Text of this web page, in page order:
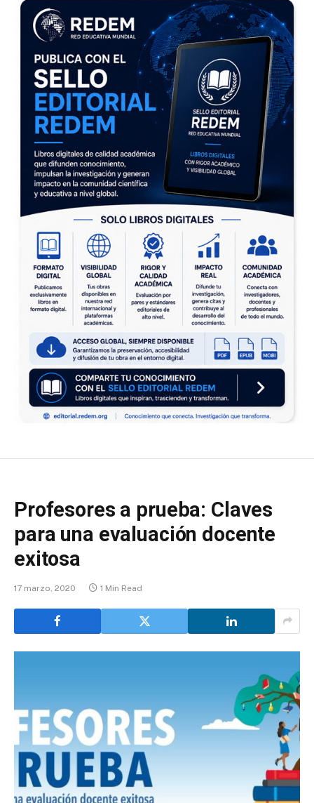
Profesores a prueba: Claves
para una evaluación docente
exitosa
17 marzo, 2020 1 Min Read